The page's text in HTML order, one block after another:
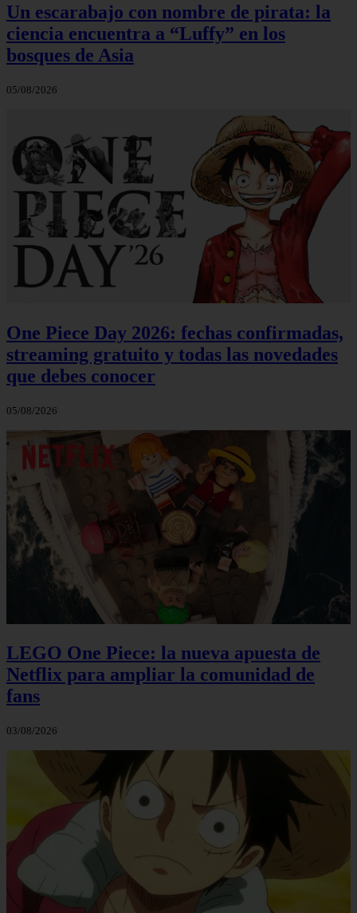
Un escarabajo con nombre de pirata: la
ciencia encuentra a “Luffy” en los
bosques de Asia
05/08/2026
One Piece Day 2026: fechas confirmadas,
streaming gratuito y todas las novedades
que debes conocer
05/08/2026
LEGO One Piece: la nueva apuesta de
Netflix para ampliar la comunidad de
fans
03/08/2026